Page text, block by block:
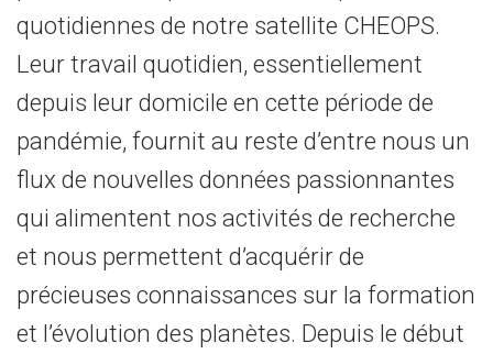
quotidiennes de notre satellite CHEOPS.
Leur travail quotidien, essentiellement
depuis leur domicile en cette période de
pandémie, fournit au reste d’entre nous un
flux de nouvelles données passionnantes
qui alimentent nos activités de recherche
et nous permettent d’acquérir de
précieuses connaissances sur la formation
et l’évolution des planètes. Depuis le début